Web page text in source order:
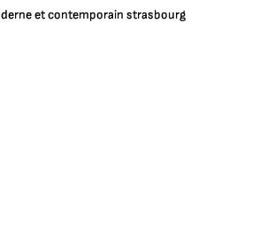
et contemporain strasbourg